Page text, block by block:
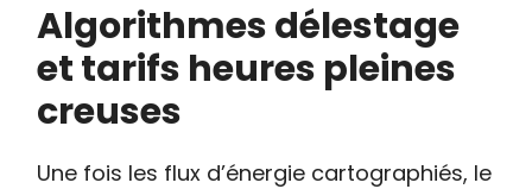
Algorithmes délestage
et tarifs heures pleines
creuses
Une fois les flux d’énergie cartographiés, le